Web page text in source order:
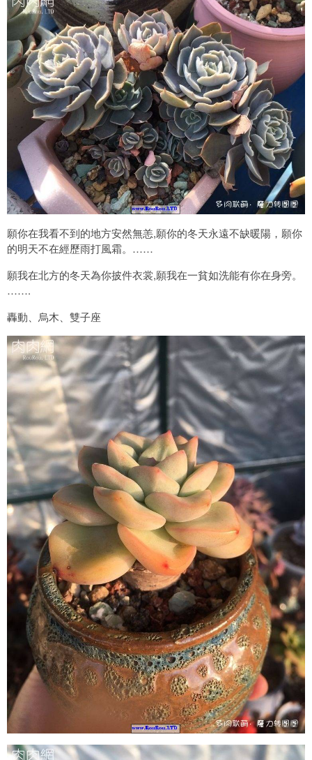
願你在我看不到的地方安然無恙,願你的冬天永遠不缺暖陽，願你
的明天不在經歷雨打風霜。……
願我在北方的冬天為你披件衣裳,願我在一貧如洗能有你在身旁。
…….
轟動、烏木、雙子座